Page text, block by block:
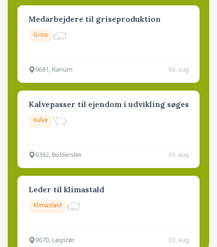
Medarbejdere til griseproduktion
Grise
9681, Ranum 03. aug.
Kalvepasser til ejendom i udvikling søges
Kalve
6392, Bolderslev 03. aug.
Leder til klimastald
Klimastald
9670, Løgstør 03. aug.